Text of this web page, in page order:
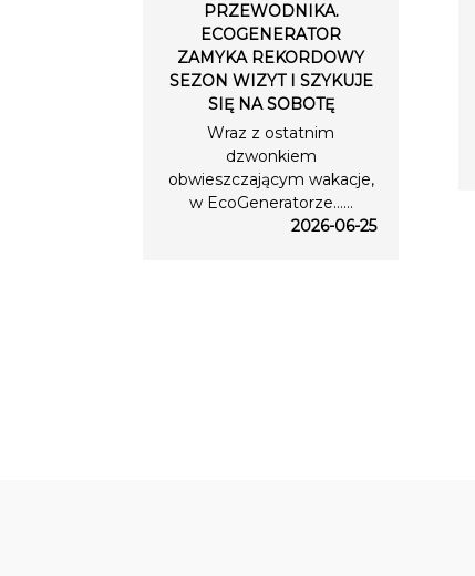
PRZEWODNIKA.
ECOGENERATOR
ZAMYKA REKORDOWY
SEZON WIZYT I SZYKUJE
SIĘ NA SOBOTĘ
Wraz z ostatnim
dzwonkiem
obwieszczającym wakacje,
w EcoGeneratorze…...
2026-06-25